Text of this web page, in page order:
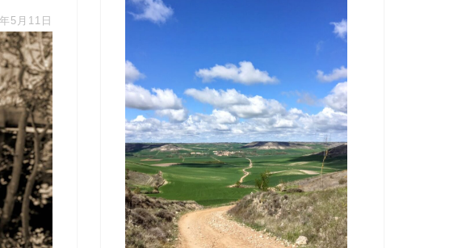
5月11日